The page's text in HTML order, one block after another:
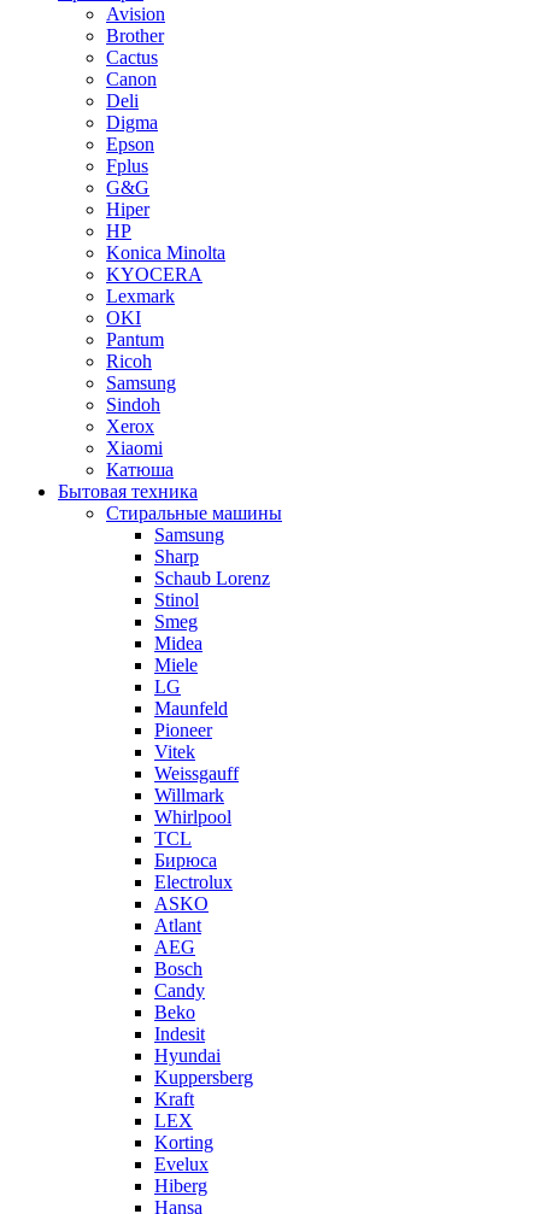
Avision
Brother
Cactus
Canon
Deli
Digma
Epson
Fplus
G&G
Hiper
HP
Konica Minolta
KYOCERA
Lexmark
OKI
Pantum
Ricoh
Samsung
Sindoh
Xerox
Xiaomi
Катюша
Бытовая техника
Стиральные машины
Samsung
Sharp
Schaub Lorenz
Stinol
Smeg
Midea
Miele
LG
Maunfeld
Pioneer
Vitek
Weissgauff
Willmark
Whirlpool
TCL
Бирюса
Electrolux
ASKO
Atlant
AEG
Bosch
Candy
Beko
Indesit
Hyundai
Kuppersberg
Kraft
LEX
Korting
Evelux
Hiberg
Hansa